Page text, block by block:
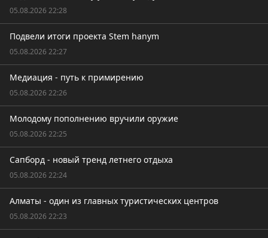
05.08.2026 22:28
Подвели итоги проекта Stem hanym
05.08.2026 22:27
Медиация - путь к примирению
05.08.2026 22:26
Молодому пополнению вручили оружие
05.08.2026 22:25
Сапборд - новый тренд летнего отдыха
05.08.2026 22:24
Алматы - один из главных туристических центров
05.08.2026 22:23